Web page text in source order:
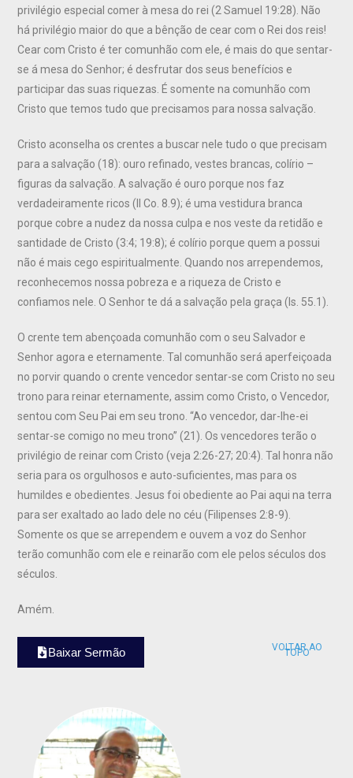
privilégio especial comer à mesa do rei (2 Samuel 19:28). Não
há privilégio maior do que a bênção de cear com o Rei dos reis!
Cear com Cristo é ter comunhão com ele, é mais do que sentar-
se á mesa do Senhor; é desfrutar dos seus benefícios e
participar das suas riquezas. É somente na comunhão com
Cristo que temos tudo que precisamos para nossa salvação.
Cristo aconselha os crentes a buscar nele tudo o que precisam
para a salvação (18): ouro refinado, vestes brancas, colírio –
figuras da salvação. A salvação é ouro porque nos faz
verdadeiramente ricos (II Co. 8.9); é uma vestidura branca
porque cobre a nudez da nossa culpa e nos veste da retidão e
santidade de Cristo (3:4; 19:8); é colírio porque quem a possui
não é mais cego espiritualmente. Quando nos arrependemos,
reconhecemos nossa pobreza e a riqueza de Cristo e
confiamos nele. O Senhor te dá a salvação pela graça (Is. 55.1).
O crente tem abençoada comunhão com o seu Salvador e
Senhor agora e eternamente. Tal comunhão será aperfeiçoada
no porvir quando o crente vencedor sentar-se com Cristo no seu
trono para reinar eternamente, assim como Cristo, o Vencedor,
sentou com Seu Pai em seu trono. “Ao vencedor, dar-lhe-ei
sentar-se comigo no meu trono” (21). Os vencedores terão o
privilégio de reinar com Cristo (veja 2:26-27; 20:4). Tal honra não
seria para os orgulhosos e auto-suficientes, mas para os
humildes e obedientes. Jesus foi obediente ao Pai aqui na terra
para ser exaltado ao lado dele no céu (Filipenses 2:8-9).
Somente os que se arrependem e ouvem a voz do Senhor
terão comunhão com ele e reinarão com ele pelos séculos dos
séculos.
Amém.
Baixar Sermão VOLTAR AO
TOPO